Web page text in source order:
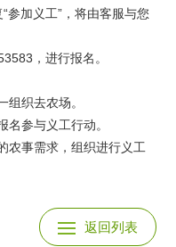
加义工”，将由客服与您
，进行报名。
织去农场。
参与义工行动。
事需求，组织进行义工
返回列表